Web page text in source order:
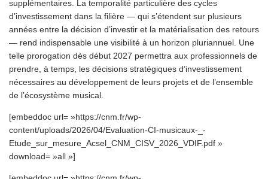
supplémentaires. La temporalité particulière des cycles
d’investissement dans la filière — qui s’étendent sur plusieurs
années entre la décision d’investir et la matérialisation des retours
— rend indispensable une visibilité à un horizon pluriannuel. Une
telle prorogation dès début 2027 permettra aux professionnels de
prendre, à temps, les décisions stratégiques d’investissement
nécessaires au développement de leurs projets et de l’ensemble
de l’écosystème musical.
[embeddoc url= »https://cnm.fr/wp-
content/uploads/2026/04/Evaluation-CI-musicaux-_-
Etude_sur_mesure_Acsel_CNM_CISV_2026_VDIF.pdf »
download= »all »]